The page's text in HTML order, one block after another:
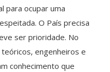
para ocupar uma
O País precisa
ser prioridade. No
engenheiros e
conhecimento que